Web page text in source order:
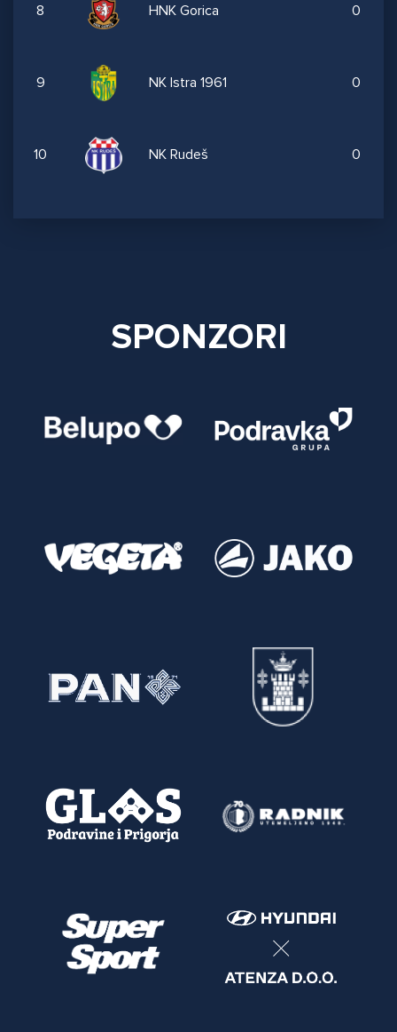
8 HNK Gorica 0
9 NK Istra 1961 0
10 NK Rudeš 0
SPONZORI